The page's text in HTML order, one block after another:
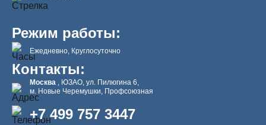
Режим работы:
Ежедневно, Круглосуточно
Контакты:
Москва
, ЮЗАО, ул. Пилюгина 6,
м. Новые Черемушки, Профсоюзная
+7 499 757 3447